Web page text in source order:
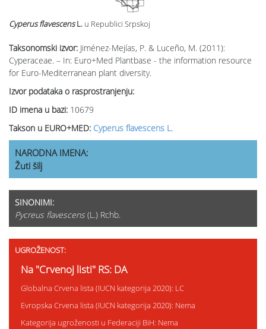
Taksonomski izvor: Jiménez-Mejías, P. & Luceño, M. (2011):
Cyperaceae. – In: Euro+Med Plantbase - the information resource
for Euro-Mediterranean plant diversity.
Izvor podataka o rasprostranjenju:
ID imena u bazi: 10679
Takson u EURO+MED: Cyperus flavescens L.
Cyperus flavescensL. u Republici Srpskoj
NARODNA IMENA:
Žuti šilj
SINONIMI:
Pycreus flavescens (L.) Rchb.
UGROŽENOST:
Na "Crvenoj listi" RS: DA
Globalna Crvena lista (IUCN kategorija 2020): LC
Evropska Crvena lista (IUCN kategorija 2020): Nema
Kategorija ugroženosti u Federaciji BiH: Nema